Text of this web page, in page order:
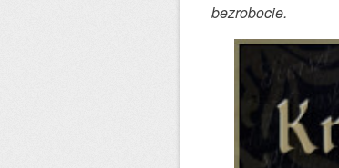
bezrobocie.